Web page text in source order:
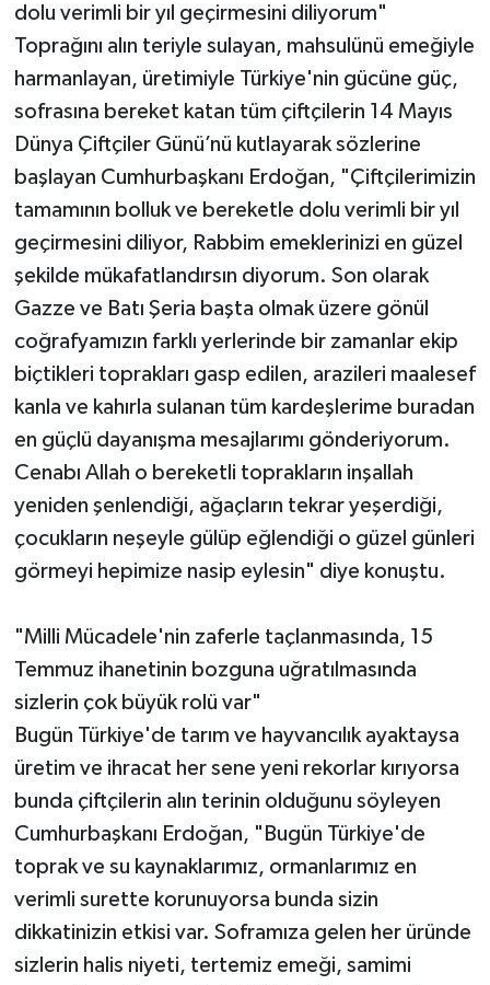
dolu verimli bir yıl geçirmesini diliyorum"
Toprağını alın teriyle sulayan, mahsulünü emeğiyle
harmanlayan, üretimiyle Türkiye'nin gücüne güç,
sofrasına bereket katan tüm çiftçilerin 14 Mayıs
Dünya Çiftçiler Günü’nü kutlayarak sözlerine
başlayan Cumhurbaşkanı Erdoğan, "Çiftçilerimizin
tamamının bolluk ve bereketle dolu verimli bir yıl
geçirmesini diliyor, Rabbim emeklerinizi en güzel
şekilde mükafatlandırsın diyorum. Son olarak
Gazze ve Batı Şeria başta olmak üzere gönül
coğrafyamızın farklı yerlerinde bir zamanlar ekip
biçtikleri toprakları gasp edilen, arazileri maalesef
kanla ve kahırla sulanan tüm kardeşlerime buradan
en güçlü dayanışma mesajlarımı gönderiyorum.
Cenabı Allah o bereketli toprakların inşallah
yeniden şenlendiği, ağaçların tekrar yeşerdiği,
çocukların neşeyle gülüp eğlendiği o güzel günleri
görmeyi hepimize nasip eylesin" diye konuştu.
"Milli Mücadele'nin zaferle taçlanmasında, 15
Temmuz ihanetinin bozguna uğratılmasında
sizlerin çok büyük rolü var"
Bugün Türkiye'de tarım ve hayvancılık ayaktaysa
üretim ve ihracat her sene yeni rekorlar kırıyorsa
bunda çiftçilerin alın terinin olduğunu söyleyen
Cumhurbaşkanı Erdoğan, "Bugün Türkiye'de
toprak ve su kaynaklarımız, ormanlarımız en
verimli surette korunuyorsa bunda sizin
dikkatinizin etkisi var. Soframıza gelen her üründe
sizlerin halis niyeti, tertemiz emeği, samimi